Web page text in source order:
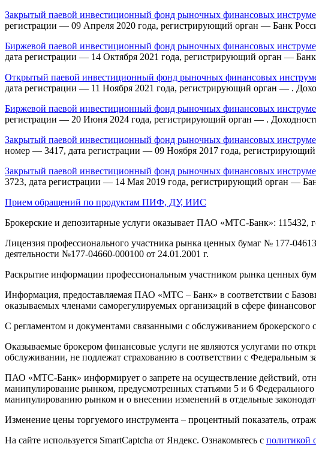
Закрытый паевой инвестиционный фонд рыночных финансовых
регистрации — 09 Апреля 2020 года, регистрирующий орган — Банк
Биржевой паевой инвестиционный фонд рыночных финансовых
дата регистрации — 14 Октября 2021 года, регистрирующий орган — Банк
Открытый паевой инвестиционный фонд рыночных финансовых
дата регистрации — 11 Ноября 2021 года, регистрирующий орган — .
Биржевой паевой инвестиционный фонд рыночных финансовых
регистрации — 20 Июня 2024 года, регистрирующий орган — . Доходность
Закрытый паевой инвестиционный фонд рыночных финансовых
номер — 3417, дата регистрации — 09 Ноября 2017 года,
Закрытый паевой инвестиционный фонд рыночных финансовых
3723, дата регистрации — 14 Мая 2019 года, регистрирующий орган —
Прием обращений по продуктам ПИФ, ДУ, ИИС
Брокерские и депозитарные услуги оказывает ПАО «МТС-Банк»: 115432,
Лицензия профессионального участника рынка ценных бумаг № 177-
деятельности №177-04660-000100 от 24.01.2001 г.
Раскрытие информации профессиональным участником рынка ценных
Информация, предоставляемая ПАО «МТС – Банк» в соответствии с
оказываемых членами саморегулируемых организаций в сфере
С регламентом и документами связанными с обслуживанием
Оказываемые брокером финансовые услуги не являются услугами по
обслуживании, не подлежат страхованию в соответствии с
ПАО «МТС-Банк» информирует о запрете на осуществление действий,
манипулирование рынком, предусмотренных статьями 5 и 6
манипулированию рынком и о внесении изменений в отдельные
Изменение цены торгуемого инструмента – процентный показатель,
На сайте используется SmartCaptcha от Яндекс. Ознакомьтесь с политикой